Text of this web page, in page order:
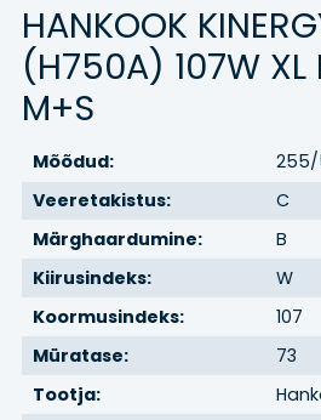
HANKOOK
(H750A) 107W XL
M+S
Mõõdud:
255/
Veeretakistus:
C
Märghaardumine:
B
Kiirusindeks:
W
Koormusindeks:
107
Müratase:
73
Tootja: